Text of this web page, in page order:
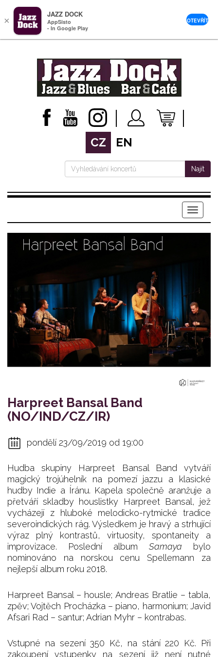
CZ EN
Najít
Menu
Harpreet Bansal Band
(NO/IND/CZ/IR)
pondělí 23/09/2019 od 19:00
Hudba skupiny Harpreet Bansal Band vytváří
magický trojúhelník na pomezí jazzu a klasické
hudby Indie a Íránu. Kapela společně aranžuje a
přetváří skladby houslistky Harpreet Bansal, jež
vycházejí z hluboké melodicko-rytmické tradice
severoindických rág. Výsledkem je hravý a strhující
výraz plný kontrastů, virtuosity, spontaneity a
improvizace. Poslední album Samaya bylo
nominováno na norskou cenu Spellemann za
nejlepší album roku 2018.
Harpreet Bansal – housle; Andreas Bratlie – tabla,
zpěv; Vojtěch Procházka – piano, harmonium; Javid
Afsari Rad – santur; Adrian Myhr – kontrabas.
Vstupné na sezení 350 Kč, na stání 220 Kč. Při
zakoupení vstupenky na sezení již není nutné
×
JAZZ DOCK
AppSisto
- In Google Play
OTEVŘÍT